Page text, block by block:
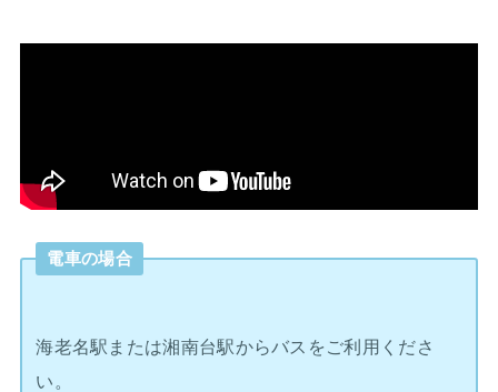
電車の場合
海老名駅または湘南台駅からバスをご利用くださ
い。